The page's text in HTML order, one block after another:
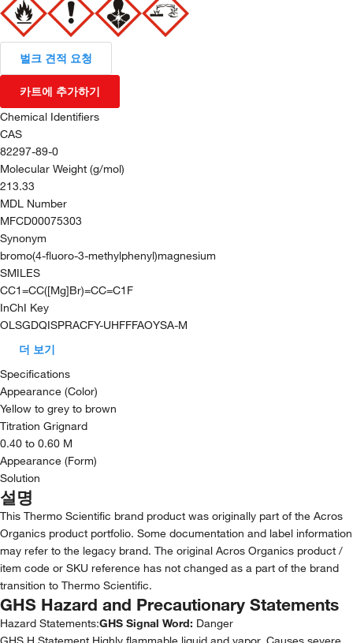
벌크 견적 요청
카트에 추가하기
Chemical Identifiers
CAS
82297-89-0
Molecular Weight (g/mol)
213.33
MDL Number
MFCD00075303
Synonym
bromo(4-fluoro-3-methylphenyl)magnesium
SMILES
CC1=CC([Mg]Br)=CC=C1F
InChI Key
OLSGDQISPRACFY-UHFFFAOYSA-M
더 보기
Specifications
Appearance (Color)
Yellow to grey to brown
Titration Grignard
0.40 to 0.60 M
Appearance (Form)
Solution
설명
This Thermo Scientific brand product was originally part of the Acros
Organics product portfolio. Some documentation and label information
may refer to the legacy brand. The original Acros Organics product /
item code or SKU reference has not changed as a part of the brand
transition to Thermo Scientific.
GHS Hazard and Precautionary Statements
Hazard Statements:GHS Signal Word: Danger